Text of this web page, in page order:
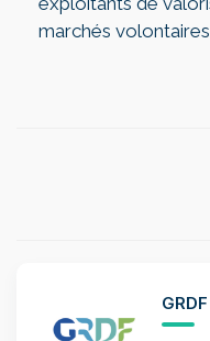
marchés
GRDF